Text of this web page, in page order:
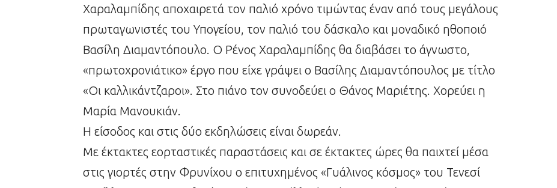
Χαραλαμπίδης αποχαιρετά τον παλιό χρόνο τιμώντας έναν από τους μεγάλους
πρωταγωνιστές του Υπογείου, τον παλιό του δάσκαλο και μοναδικό ηθοποιό
Βασίλη Διαμαντόπουλο. Ο Ρένος Χαραλαμπίδης θα διαβάσει το άγνωστο,
«πρωτοχρονιάτικο» έργο που είχε γράψει ο Βασίλης Διαμαντόπουλος με τίτλο
«Οι καλλικάντζαροι». Στο πιάνο τον συνοδεύει ο Θάνος Μαριέτης. Χορεύει η
Μαρία Μανουκιάν.
Η είσοδος και στις δύο εκδηλώσεις είναι δωρεάν.
Με έκτακτες εορταστικές παραστάσεις και σε έκτακτες ώρες θα παιχτεί μέσα
στις γιορτές στην Φρυνίχου ο επιτυχημένος «Γυάλινος κόσμος» του Τενεσί